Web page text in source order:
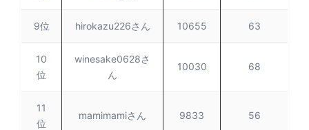
9位 hirokazu226さん 10655 63
10
位
winesake0628さ
ん
10030 68
11
位
mamimamiさん 9833 56